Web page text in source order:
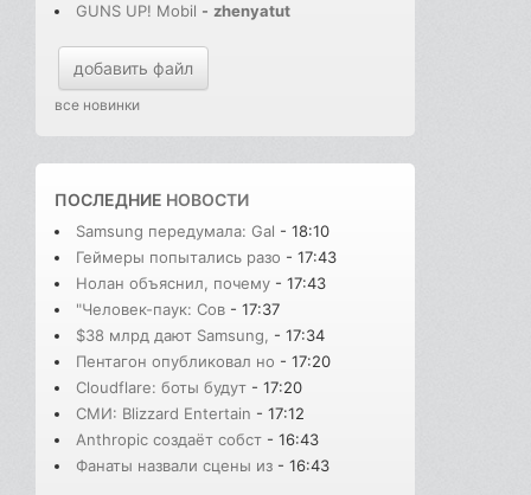
GUNS UP! Mobil - zhenyatut
добавить файл
все новинки
ПОСЛЕДНИЕ НОВОСТИ
Samsung передумала: Gal - 18:10
Геймеры попытались разо - 17:43
Нолан объяснил, почему - 17:43
"Человек-паук: Сов - 17:37
$38 млрд дают Samsung, - 17:34
Пентагон опубликовал но - 17:20
Cloudflare: боты будут - 17:20
СМИ: Blizzard Entertain - 17:12
Anthropic создаёт собст - 16:43
Фанаты назвали сцены из - 16:43